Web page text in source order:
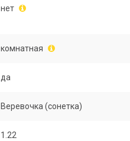
нет
комнатная
да
Веревочка (сонетка)
1.22